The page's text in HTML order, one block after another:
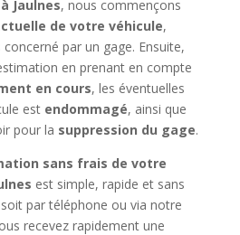
Jaulnes, nous commençons
de votre véhicule,
concerné par un gage. Ensuite,
en prenant en compte
en cours, les éventuelles
est endommagé, ainsi que
pour la suppression du gage.
sans frais de votre
est simple, rapide et sans
par téléphone ou via notre
recevez rapidement une